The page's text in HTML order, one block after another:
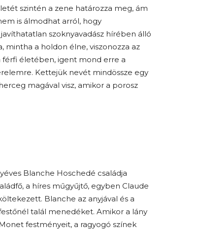
szintén a zene határozza meg, ám
is álmodhat arról, hogy
szoknyavadász hírében álló
mintha a holdon élne, viszonozza az
életében, igent mond erre a
Kettejük nevét mindössze egy
magával visz, amikor a porosz
Blanche Hoschedé családja
a híres műgyűjtő, egyben Claude
Blanche az anyjával és a
talál menedéket. Amikor a lány
festményeit, a ragyogó színek